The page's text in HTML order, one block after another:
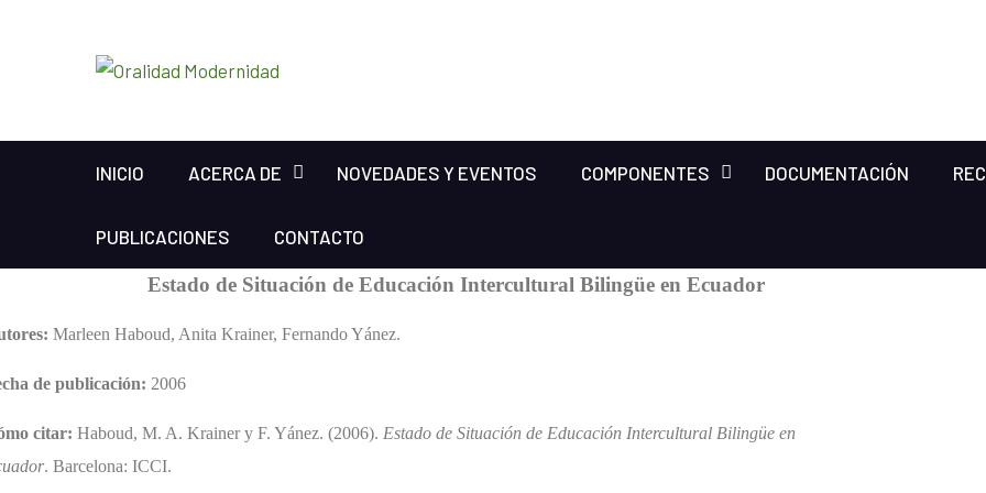
INICIO ACERCA DE NOVEDADES Y EVENTOS COMPONENTES DOCUMENTACIÓN
PUBLICACIONES CONTACTO
Estado de Situación de Educación Intercultural Bilingüeen Ecuador
Marleen Haboud, Anita Krainer, Fernando Yánez.
de publicación: 2006
citar: Haboud, M. A. Krainer y F. Yánez. (2006). Estado de Situación de Educación Intercultural Bilingüe en
. Barcelona: ICCI.